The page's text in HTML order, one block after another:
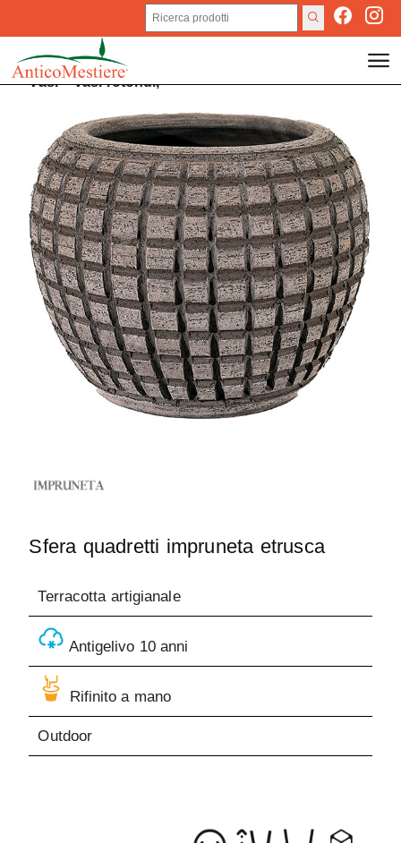
Vasi>Vasi rotondi,
Sfera quadretti impruneta etrusca
Terracotta artigianale
Antigelivo 10 anni
Rifinito a mano
Outdoor